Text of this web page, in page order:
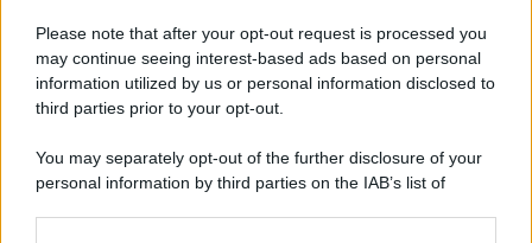
Please note that after your opt-out request is processed you
may continue seeing interest-based ads based on personal
information utilized by us or personal information disclosed to
third parties prior to your opt-out.
You may separately opt-out of the further disclosure of your
personal information by third parties on the IAB’s list of